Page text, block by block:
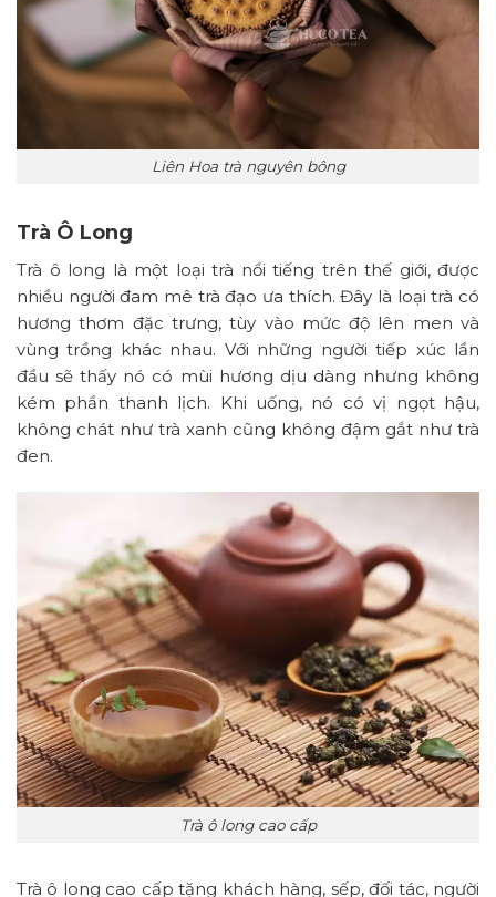
Liên Hoa trà nguyên bông
Trà Ô Long
Trà ô long là một loại trà nổi tiếng trên thế giới, được
nhiều người đam mê trà đạo ưa thích. Đây là loại trà có
hương thơm đặc trưng, tùy vào mức độ lên men và
vùng trồng khác nhau. Với những người tiếp xúc lần
đầu sẽ thấy nó có mùi hương dịu dàng nhưng không
kém phần thanh lịch. Khi uống, nó có vị ngọt hậu,
không chát như trà xanh cũng không đậm gắt như trà
đen.
Trà ô long cao cấp
Trà ô long cao cấp tặng khách hàng, sếp, đối tác, người